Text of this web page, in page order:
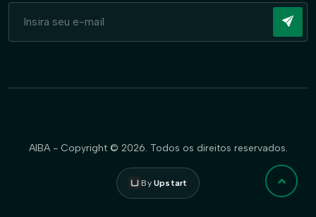
AIBA - Copyright © 2026. Todos os direitos reservados.
ByUpstart